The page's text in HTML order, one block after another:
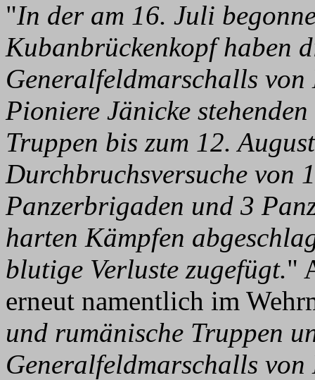
"In der am 16. Juli
Kubanbrückenkopf haben
Generalfeldmarschalls
Pioniere Jänicke
Truppen bis zum 12.
Durchbruchsversuche von
Panzerbrigaden und 3
harten Kämpfen
blutige Verluste zugefügt."
erneut namentlich im
und rumänische Truppen
Generalfeldmarschalls